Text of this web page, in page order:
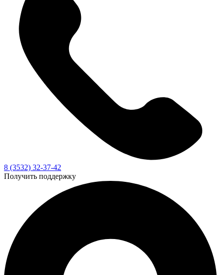
8 (3532) 32-37-42
Получить поддержку